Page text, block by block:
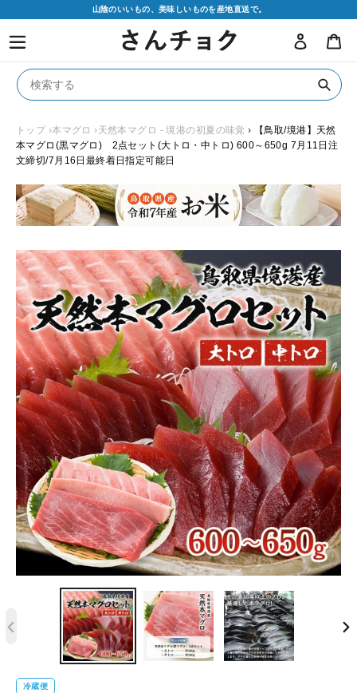
テ
山陰のいいもの、美味しいものを産地直送で。
ログインカ
送
信
トップ ›本マグロ ›天然本マグロ - 境港の初夏の味覚 ›
【鳥取/境港】天然
本マグロ(黒マグロ) 2点セット(大トロ・中トロ) 600～650g 7月11日注
文締切/7月16日最終着日指定可能日
ス
冷蔵便